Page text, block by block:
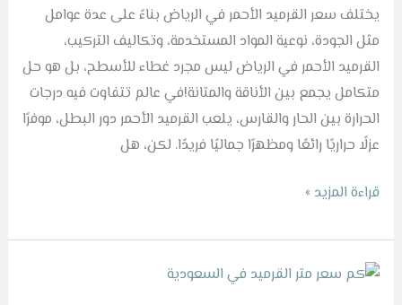
يختلف سعر القرميد الأحمر في الرياض بناءً على عدة عوامل
مثل الجودة، نوعية المواد المستخدمة، وتكاليف التركيب،
القرميد الأحمر في الرياض ليس مجرد غطاء للأسطح، بل هو حل
متكامل يجمع بين الأناقة والمتانة!في عالم تتفاوت فيه درجات
الحرارة بين الحار والقارس، يلعب القرميد الأحمر دور البطل، موفرًا
عزلًا حراريًا رائعًا ومظهرًا جماليًا فريدًا. لكن، هل
0504599770
قراءة المزيد »
كم